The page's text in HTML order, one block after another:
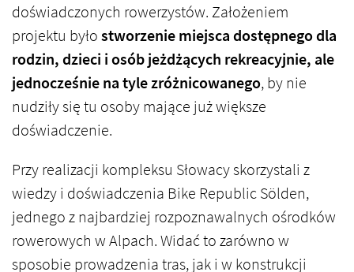
doświadczonych rowerzystów. Założeniem
projektu byłostworzenie miejsca dostępnego dla
rodzin, dzieci i osób jeżdżących rekreacyjnie, ale
jednocześnie na tyle zróżnicowanego, by nie
nudziły się tu osoby mające już większe
doświadczenie.
Przy realizacji kompleksu Słowacy skorzystali z
wiedzy i doświadczenia Bike Republic Sölden,
jednego z najbardziej rozpoznawalnych ośrodków
rowerowych w Alpach. Widać to zarówno w
sposobie prowadzenia tras, jak i w konstrukcji